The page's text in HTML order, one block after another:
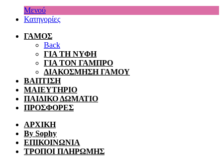
Μενού
Κατηγορίες
ΓΑΜΟΣ
Back
ΓΙΑ ΤΗ ΝΥΦΗ
ΓΙΑ ΤΟΝ ΓΑΜΠΡΟ
ΔΙΑΚΟΣΜΗΣΗ ΓΑΜΟΥ
ΒΑΠΤΙΣΗ
ΜΑΙΕΥΤΗΡΙΟ
ΠΑΙΔΙΚΟ ΔΩΜΑΤΙΟ
ΠΡΟΣΦΟΡΕΣ
ΑΡΧΙΚΗ
By Sophy
ΕΠΙΚΟΙΝΩΝΙΑ
ΤΡΟΠΟΙ ΠΛΗΡΩΜΗΣ